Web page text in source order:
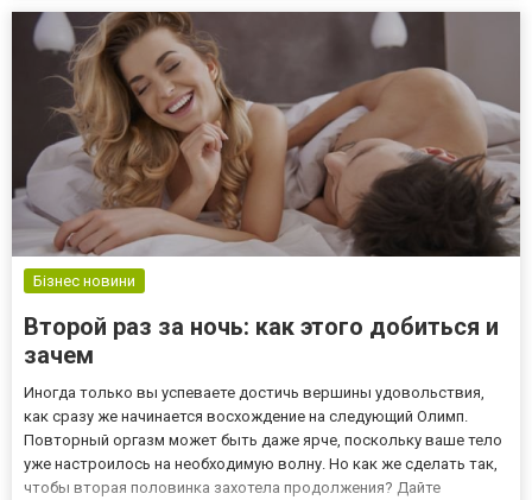
всего...
Бізнес новини
Второй раз за ночь: как этого добиться и
зачем
Иногда только вы успеваете достичь вершины удовольствия,
как сразу же начинается восхождение на следующий Олимп.
Повторный оргазм может быть даже ярче, поскольку ваше тело
уже настроилось на необходимую волну. Но как же сделать так,
чтобы вторая половинка захотела продолжения? Дайте